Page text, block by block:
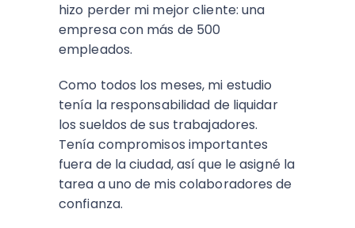
hizo perder mi mejor cliente: una
empresa con más de 500
empleados.
Como todos los meses, mi estudio
tenía la responsabilidad de liquidar
los sueldos de sus trabajadores.
Tenía compromisos importantes
fuera de la ciudad, así que le asigné la
tarea a uno de mis colaboradores de
confianza.